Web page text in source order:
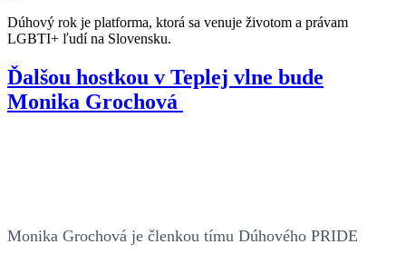
Dúhový rok je platforma, ktorá sa venuje životom a právam
LGBTI+ ľudí na Slovensku.
Ďalšou hostkou v Teplej vlne bude
Monika Grochová
Monika Grochová je členkou tímu Dúhového PRIDE